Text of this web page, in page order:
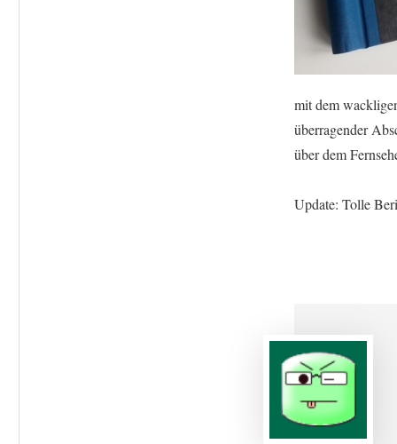
mit dem
überragender
über dem
Update: Tolle